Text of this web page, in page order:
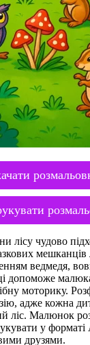
лісу чудово
ведмедя,
допоможе
моторику.
адже кожна
ліс. Малюнок
у
друзями.